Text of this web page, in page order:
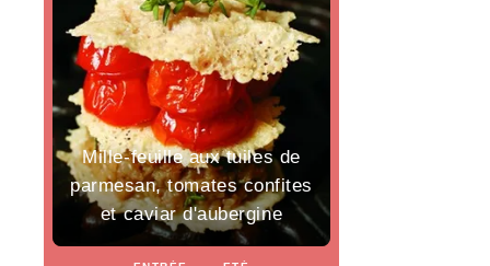
Mille-feuille aux tuiles de
parmesan, tomates confites
et caviar d'aubergine